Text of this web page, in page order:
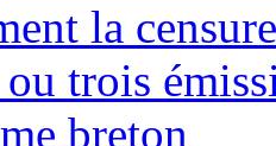
la
trois
breton